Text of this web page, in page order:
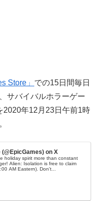
Store」 での15日間毎日
サバイバルホラーゲー
2020年12月23日午前1時
on X
holiday spirit more than constant
Alien: Isolation is free to claim
AM Eastern). Don't...